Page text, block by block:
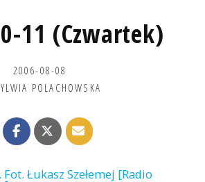
11 (Czwartek)
2006-08-08
POLACHOWSKA